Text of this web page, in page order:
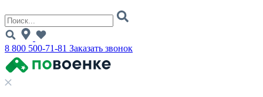
8 800 500-71-81 Заказать звонок